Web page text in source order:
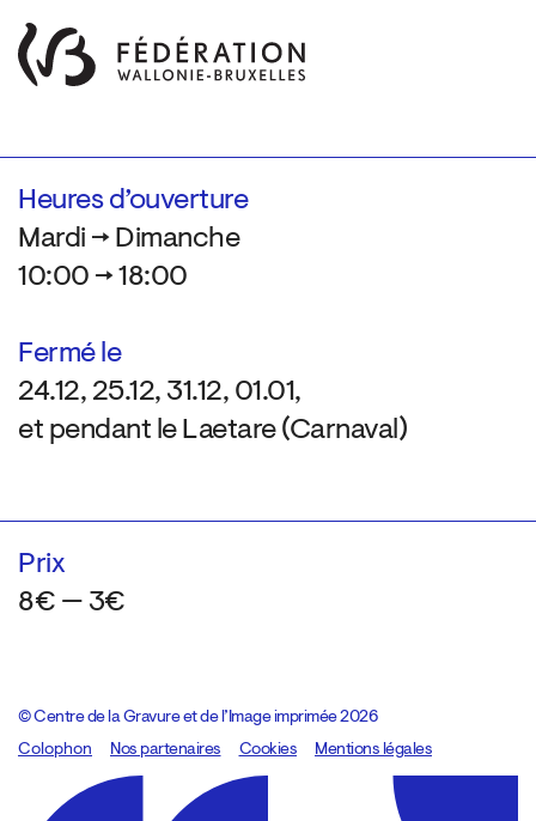
Heures d’ouverture
Mardi → Dimanche
10:00 → 18:00
Fermé le
24.12, 25.12, 31.12, 01.01,
et pendant le Laetare (Carnaval)
Prix
8€ — 3€
© Centre de la Gravure et de l’Image imprimée 2026
Colophon
Design:Marcel Kaczmarek, code:8080.studio
Nos partenaires Cookies Mentions légales